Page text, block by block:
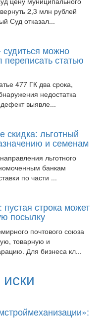
Суд отказал...
можно
статью
477 ГК два срока,
недостатка
выявле...
льготный
и семенам
льготного
банкам
по части ...
строка может
посылку
почтового союза
товарную и
Для бизнеса кл...
раскрыты